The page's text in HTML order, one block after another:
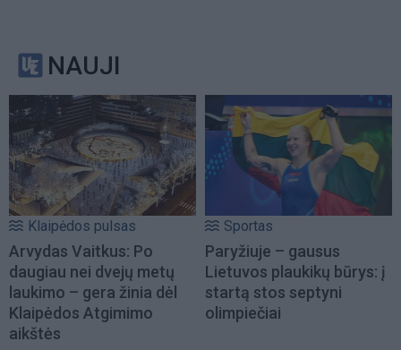
NAUJI
Klaipėdos pulsas
Arvydas Vaitkus: Po
daugiau nei dvejų metų
laukimo – gera žinia dėl
Klaipėdos Atgimimo
aikštės
Sportas
Paryžiuje – gausus
Lietuvos plaukikų būrys: į
startą stos septyni
olimpiečiai